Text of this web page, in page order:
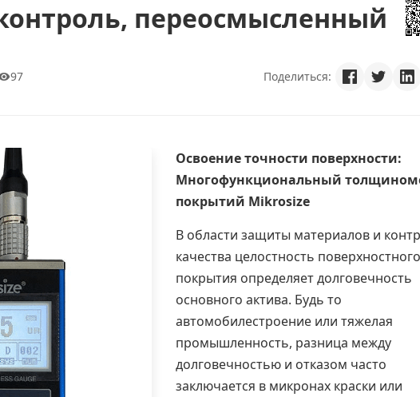
переосмысленный
97 Поделиться:
Освоение точности поверхности:
Многофункциональный
покрытий Mikrosize
В области защиты материалов и
качества целостность поверхностного
покрытия определяет долговечность
основного актива. Будь то
автомобилестроение или тяжелая
промышленность, разница между
долговечностью и отказом часто
заключается в микронах краски или